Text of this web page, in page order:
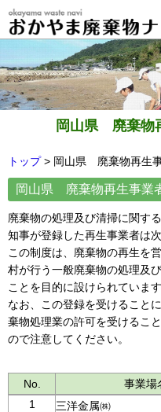
岡山県 廃棄物
トップ> 岡山県 廃棄物再生
岡山県 廃棄物再生事業
廃棄物の処理及び清掃に関す
知事が登録した再生事業者は
この制度は、廃棄物の再生を
村が行う一般廃棄物の処理及
ことを目的に設けられています
なお、この登録を受けること
棄物処理業の許可を受けるこ
ので注意してください。
No.
事業場
1
三洋金属㈱